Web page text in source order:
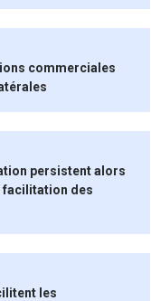
commerciales
persistent alors
facilitation des
les